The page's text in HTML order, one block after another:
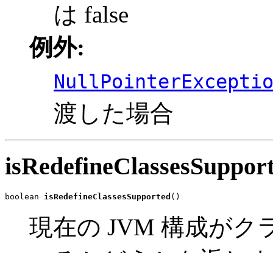
は false
例外:
渡した場合
boolean isRedefineClassesSupported ()
現在の JVM 構成がク